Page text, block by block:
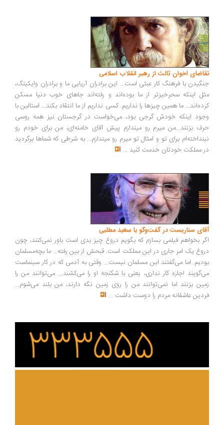
اخوان ثالث از رهبر انقلاب اسلامی
با فرهنگ کار عبثی است... این برادران آریایی ما و برادران وایکینگ،
اینکه سحرخیزتر از ما بوده‌اند و رفته‌اند جاهای خوب دنیا مسکن
ما همین چیزها را نداریم. کسی نداریم از ما انتقاد بکند... استالین با
اینکه خودش گرجی بود، می‌خواست در گرجستان نیز همه روسی
بزنند...من میرم رو میندازم پیش آقای خامنه‌ای، من برای خودم رو
برای تو و امثال تو میرم رو میندازم... به شرطی که شماها برگردید
مملکت خودتان خدمت کنید...
سناریست در گفت‌وگو با سعید مطلبی
بخواهم فیلمی بسازم که بگویم دروغ چیز بدی است باور نمی‌کنند، چون
یک امر جاری در این مملکت است. قبحش از بین رفته... ما بچه‌مسلمان
اما می‌گفتند این مسلمان نیست... وقتی به آدمی که در کار سینماست
اجازه کار نداری، یعنی با شکنجه او را می‌کشند... می‌توانند من را
بزنند اما نمی‌توانند من را روی زمین نگه دارند، من بلند می‌شوم...
عاشقانه مردم را دوست داشت ...